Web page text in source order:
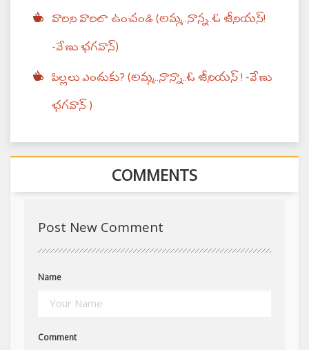
వారిని వారిలా ఉంచండి (అమ్మ..నాన్న..ఓ జీనియస్!
-వేణు భగవాన్)
పిల్లలు ఎందుకు? (అమ్మ..నాన్నా..ఓ జీనియస్ ! -వేణు
భగవాన్ )
COMMENTS
Post New Comment
Name
Comment